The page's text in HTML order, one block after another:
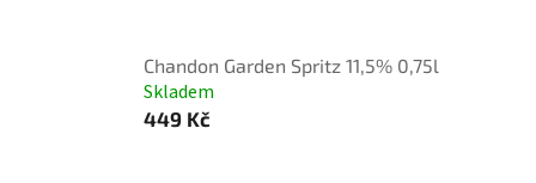
Chandon Garden Spritz 11,5% 0,75l
Skladem
449 Kč